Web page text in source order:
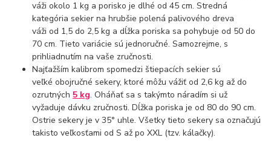
váži okolo 1 kg a porisko je dlhé od 45 cm. Stredná
kategória sekier na hrubšie polená palivového dreva
váži od 1,5 do 2,5 kg a dĺžka poriska sa pohybuje od 50 do
70 cm. Tieto variácie sú jednoručné. Samozrejme, s
prihliadnutím na vaše zručnosti.
Najťažším kalibrom spomedzi štiepacích sekier sú
veľké obojručné sekery, ktoré môžu vážiť od 2,6 kg až do
ozrutných 5 kg. Oháňať sa s takýmto náradím si už
vyžaduje dávku zručnosti. Dĺžka poriska je od 80 do 90 cm.
Ostrie sekery je v 35° uhle. Všetky tieto sekery sa označujú
takisto veľkosťami od S až po XXL (tzv. kálačky).